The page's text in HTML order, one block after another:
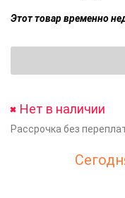
Этот товар временно
Нет в наличии
Рассрочка без